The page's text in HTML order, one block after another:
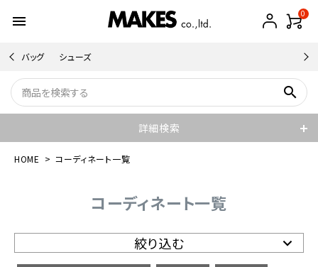
menu 0
バッグ シューズ
search
詳細検索
HOME コーディネート一覧
コーディネート一覧
絞り込む